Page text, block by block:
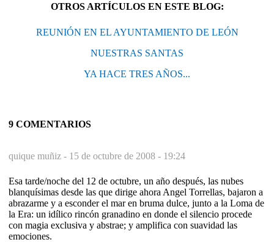
OTROS ARTÍCULOS EN ESTE BLOG:
REUNIÓN EN EL AYUNTAMIENTO DE LEÓN
NUESTRAS SANTAS
YA HACE TRES AÑOS...
9 COMENTARIOS
quique muñiz - 15 de octubre de 2008 - 19:24
Esa tarde/noche del 12 de octubre, un año después, las nubes
blanquísimas desde las que dirige ahora Angel Torrellas, bajaron a
abrazarme y a esconder el mar en bruma dulce, junto a la Loma de
la Era: un idílico rincón granadino en donde el silencio procede
con magia exclusiva y abstrae; y amplifica con suavidad las
emociones.